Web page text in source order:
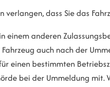
verlangen, dass Sie das
einem anderen
auch nach der
einen bestimmten
bei der Ummeldung